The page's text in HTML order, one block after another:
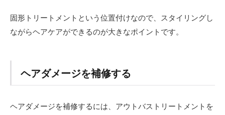
固形トリートメントという位置付けなので、スタイリングし
ながらヘアケアができるのが大きなポイントです。
ヘアダメージを補修する
ヘアダメージを補修するには、アウトバストリートメントを